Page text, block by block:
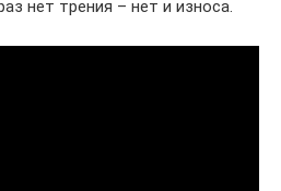
нет трения – нет и износа.